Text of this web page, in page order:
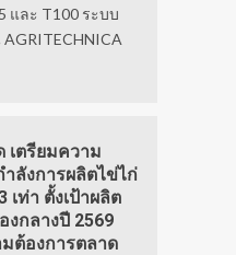
และ T100 ระบบ
เตรียมความ
ลังการผลิตไข่ไก่
เท่า ตั้งเป้าผลิต
งกลางปี 2569
ต้องการตลาด